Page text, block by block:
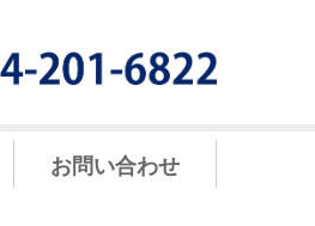
お問い合わせ